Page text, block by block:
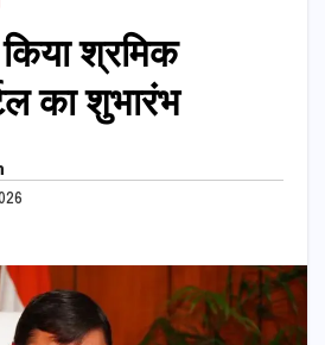
श्रमिक
का शुभारंभ